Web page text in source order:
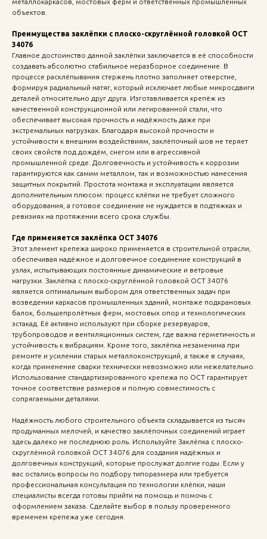
металлокаркасов, мостовых ферм и ответственных промышленных
объектов.
Преимущества заклёпки с плоско-скруглённой головкой ОСТ
34076
Главное достоинство данной заклёпки заключается в её способности
создавать абсолютно стабильное неразборное соединение. В
процессе расклёпывания стержень плотно заполняет отверстие,
формируя радиальный натяг, который исключает любые микросдвиги
деталей относительно друг друга. Изготавливается крепёж из
качественной конструкционной или легированной стали, что
обеспечивает высокая прочность и надёжность даже при
экстремальных нагрузках. Благодаря высокой прочности и
устойчивости к внешним воздействиям, заклёпочный шов не теряет
своих свойств под дождём, снегом или в агрессивной
промышленной среде. Долговечность и устойчивость к коррозии
гарантируются как самим металлом, так и возможностью нанесения
защитных покрытий. Простота монтажа и эксплуатации является
дополнительным плюсом: процесс клёпки не требует сложного
оборудования, а готовое соединение не нуждается в подтяжках и
ревизиях на протяжении всего срока службы.
Где применяется заклёпка ОСТ 34076
Этот элемент крепежа широко применяется в строительной отрасли,
обеспечивая надёжное и долговечное соединение конструкций в
узлах, испытывающих постоянные динамические и ветровые
нагрузки. Заклёпка с плоско-скруглённой головкой ОСТ 34076
является оптимальным выбором для ответственных задач при
возведении каркасов промышленных зданий, монтаже подкрановых
балок, большепролётных ферм, мостовых опор и технологических
эстакад. Её активно используют при сборке резервуаров,
трубопроводов и вентиляционных систем, где важна герметичность и
устойчивость к вибрациям. Кроме того, заклёпка незаменима при
ремонте и усилении старых металлоконструкций, а также в случаях,
когда применение сварки технически невозможно или нежелательно.
Использование стандартизированного крепежа по ОСТ гарантирует
точное соответствие размеров и полную совместимость с
сопрягаемыми деталями.
Надёжность любого строительного объекта складывается из тысяч
продуманных мелочей, и качество заклёпочных соединений играет
здесь далеко не последнюю роль. Используйте Заклёпка с плоско-
скруглённой головкой ОСТ 34076 для создания надёжных и
долговечных конструкций, которые прослужат долгие годы. Если у
вас остались вопросы по подбору типоразмера или требуется
профессиональная консультация по технологии клёпки, наши
специалисты всегда готовы прийти на помощь и помочь с
оформлением заказа. Сделайте выбор в пользу проверенного
временем крепежа уже сегодня.